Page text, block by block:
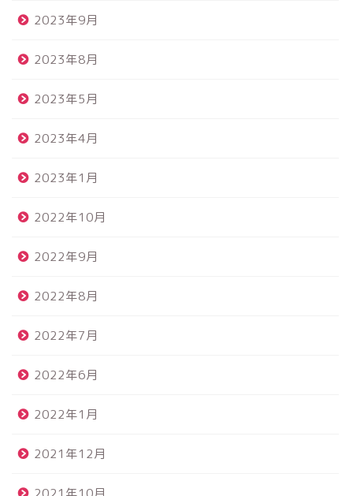
2023年9月
2023年8月
2023年5月
2023年4月
2023年1月
2022年10月
2022年9月
2022年8月
2022年7月
2022年6月
2022年1月
2021年12月